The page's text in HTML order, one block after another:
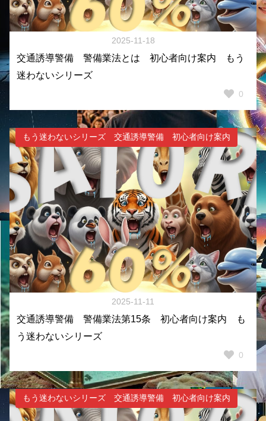
2025-11-18
交通誘導警備 警備業法とは 初心者向け案内 もう
迷わないシリーズ
0
もう迷わないシリーズ 交通誘導警備 初心者向け案内
2025-11-11
交通誘導警備 警備業法第15条 初心者向け案内 も
う迷わないシリーズ
0
もう迷わないシリーズ 交通誘導警備 初心者向け案内